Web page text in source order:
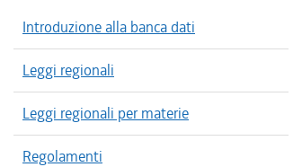
Introduzione alla banca dati
Leggi regionali
Leggi regionali per materie
Regolamenti